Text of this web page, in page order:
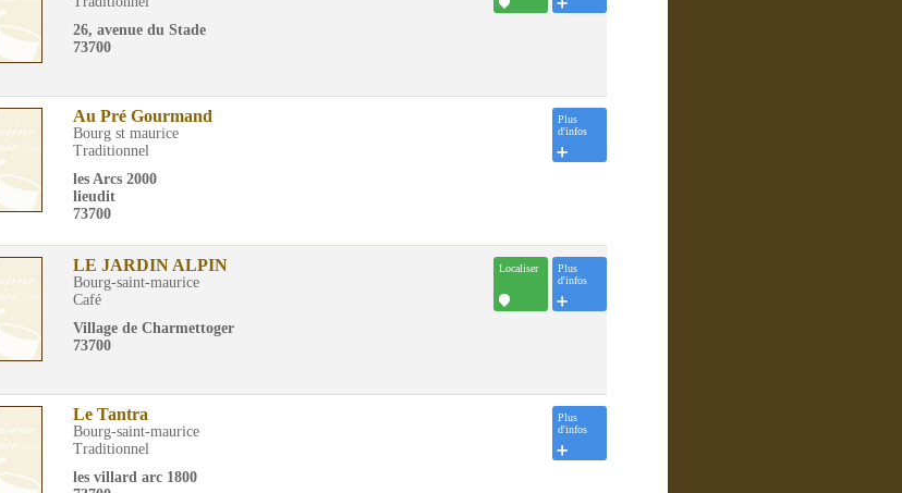
26, avenue du Stade
73700
Au Pré Gourmand
Bourg st maurice
Traditionnel
les Arcs 2000
lieudit
73700
Plus
d'infos
LE JARDIN ALPIN
Bourg-saint-maurice
Café
Village de Charmettoger
73700
Plus
d'infos
Localiser
Le Tantra
Bourg-saint-maurice
Traditionnel
les villard arc 1800
Plus
d'infos